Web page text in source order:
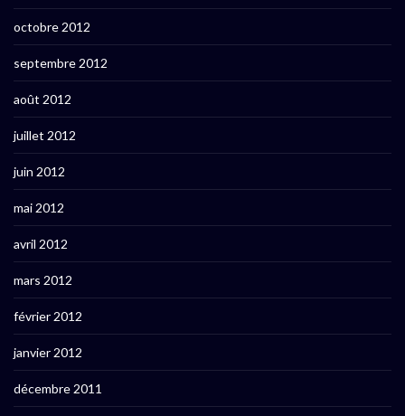
octobre 2012
septembre 2012
août 2012
juillet 2012
juin 2012
mai 2012
avril 2012
mars 2012
février 2012
janvier 2012
décembre 2011